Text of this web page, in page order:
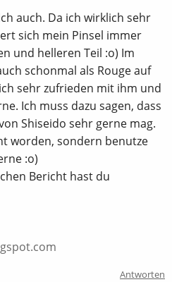
auch. Da ich wirklich sehr
sich mein Pinsel immer
und helleren Teil :o) Im
schonmal als Rouge auf
sehr zufrieden mit ihm und
Ich muss dazu sagen, dass
Shiseido sehr gerne mag.
worden, sondern benutze
:o)
Bericht hast du
Antworten